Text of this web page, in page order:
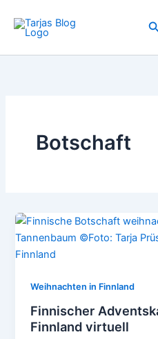
Inhalt
springen
Botschaft
Weihnachten in Finnland
Finnischer
Finnland virtuell